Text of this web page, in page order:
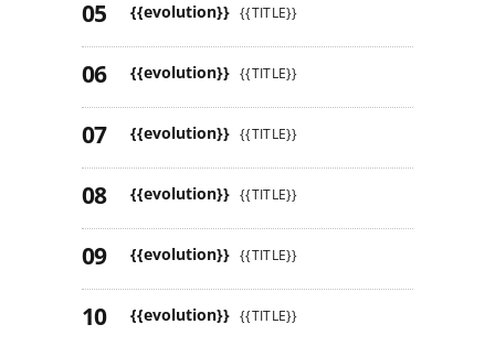
{{evolution}} {{TITLE}}
{{evolution}} {{TITLE}}
{{evolution}} {{TITLE}}
{{evolution}} {{TITLE}}
{{evolution}} {{TITLE}}
{{evolution}} {{TITLE}}